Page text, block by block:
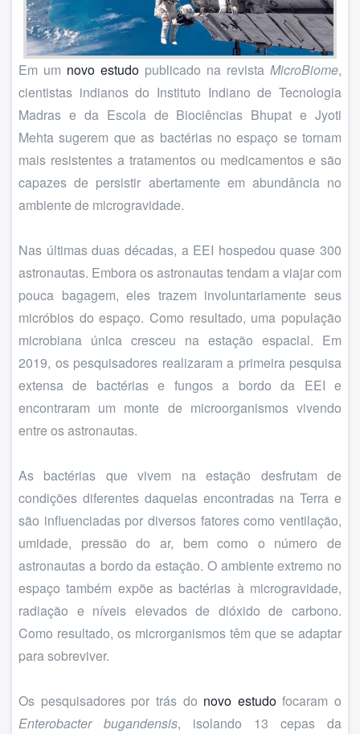
Em um novo estudo publicado na revista MicroBiome,
cientistas indianos do Instituto Indiano de Tecnologia
Madras e da Escola de Biociências Bhupat e Jyoti
Mehta sugerem que as bactérias no espaço se tornam
mais resistentes a tratamentos ou medicamentos e são
capazes de persistir abertamente em abundância no
ambiente de microgravidade.
Nas últimas duas décadas, a EEI hospedou quase 300
astronautas. Embora os astronautas tendam a viajar com
pouca bagagem, eles trazem involuntariamente seus
micróbios do espaço. Como resultado, uma população
microbiana única cresceu na estação espacial. Em
2019, os pesquisadores realizaram a primeira pesquisa
extensa de bactérias e fungos a bordo da EEI e
encontraram um monte de microorganismos vivendo
entre os astronautas.
As bactérias que vivem na estação desfrutam de
condições diferentes daquelas encontradas na Terra e
são influenciadas por diversos fatores como ventilação,
umidade, pressão do ar, bem como o número de
astronautas a bordo da estação. O ambiente extremo no
espaço também expõe as bactérias à microgravidade,
radiação e níveis elevados de dióxido de carbono.
Como resultado, os microrganismos têm que se adaptar
para sobreviver.
Os pesquisadores por trás do novo estudofocaram o
Enterobacter bugandensis, isolando 13 cepas da